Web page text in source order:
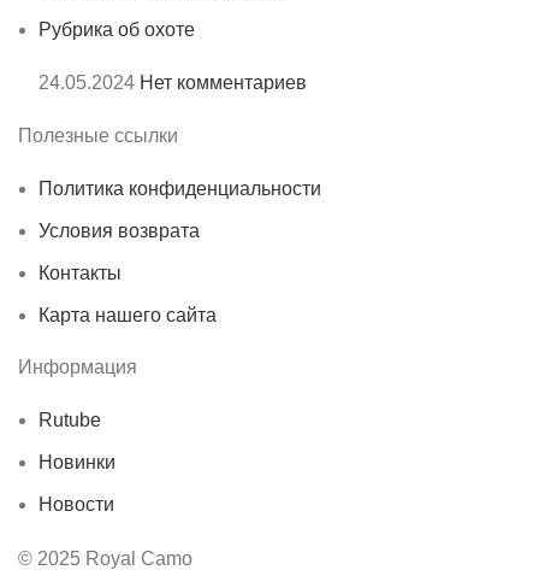
Рубрика об охоте
24.05.2024 Нет комментариев
Полезные ссылки
Политика конфиденциальности
Условия возврата
Контакты
Карта нашего сайта
Информация
Rutube
Новинки
Новости
© 2025 Royal Camo